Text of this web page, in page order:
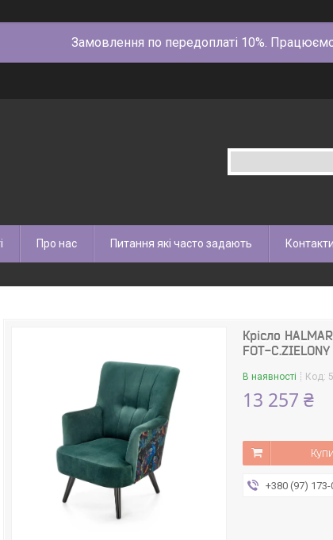
Замовлення по передоплаті 10%.
Про нас Питання які часто задають Контакти
Крісло
FOT-C.ZIELONY
В наявності Код:
13 257 ₴
+380 (97) 173-